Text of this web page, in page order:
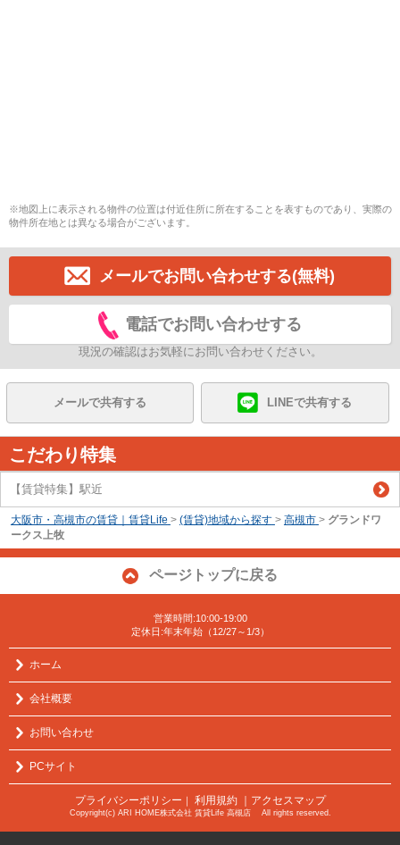
※地図上に表示される物件の位置は付近住所に所在することを表すものであり、実際の
物件所在地とは異なる場合がございます。
メールでお問い合わせする(無料)
電話でお問い合わせする
現況の確認はお気軽にお問い合わせください。
メールで共有する LINEで共有する
こだわり特集
【賃貸特集】駅近
大阪市・高槻市の賃貸｜賃貸Life > (賃貸)地域から探す > 高槻市 > グランドワ
ークス上牧
ページトップに戻る
営業時間:10:00-19:00
定休日:年末年始（12/27～1/3）
ホーム
会社概要
お問い合わせ
PCサイト
プライバシーポリシー 利用規約 ｜アクセスマップ
Copyright(c) ARI HOME株式会社 賃貸Life 高槻店 All rights reserved.